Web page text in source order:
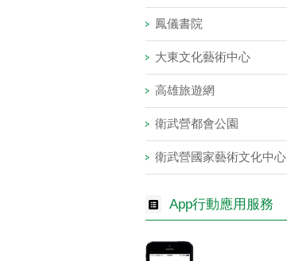
鳳儀書院
大東文化藝術中心
高雄旅遊網
衛武營都會公園
衛武營國家藝術文化中心
App行動應用服務